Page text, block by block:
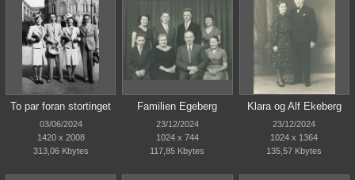
To par foran stortinget
03/06/2024
1420 x 2008
313,06 Kbytes
Familien Egeberg
23/12/2024
1024 x 744
117,85 Kbytes
Klara og Alf Ekeberg
23/12/2024
1024 x 1364
135,57 Kbytes